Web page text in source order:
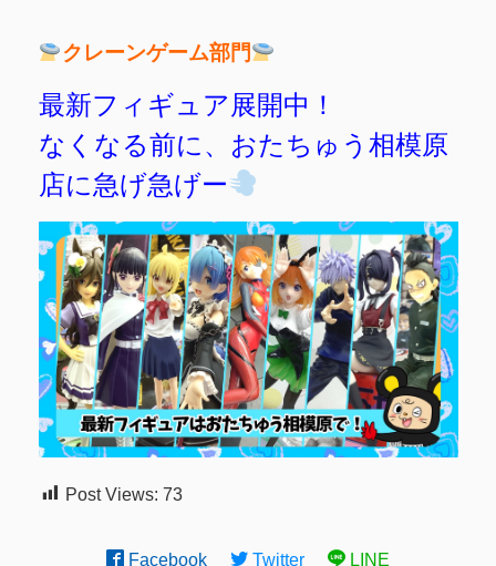
クレーンゲーム部門
最新フィギュア展開中！
なくなる前に、おたちゅう相模原
店に急げ急げー
Post Views: 73
Facebook Twitter LINE